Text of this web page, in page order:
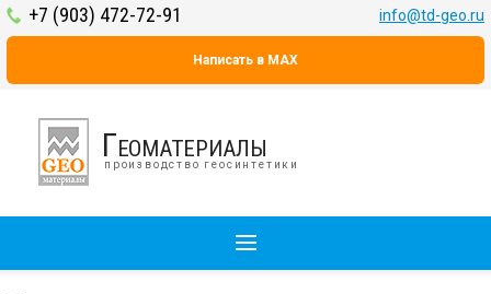
+7 (903) 472-72-91 info@td-geo.ru
Написать в MAX
Геоматериалы
производство геосинтетики